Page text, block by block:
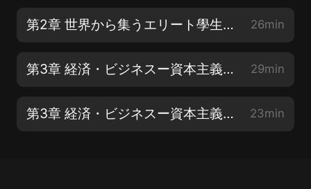
第2章 世界から集うエリート學生の生態【2】 26min
第3章 経済・ビジネスー資本主義への愛と妄信【1】 29min
第3章 経済・ビジネスー資本主義への愛と妄信【2】 23min